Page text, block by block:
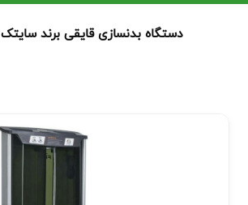
دستگاه بدنسازی قایقی برند سایتک CyThech